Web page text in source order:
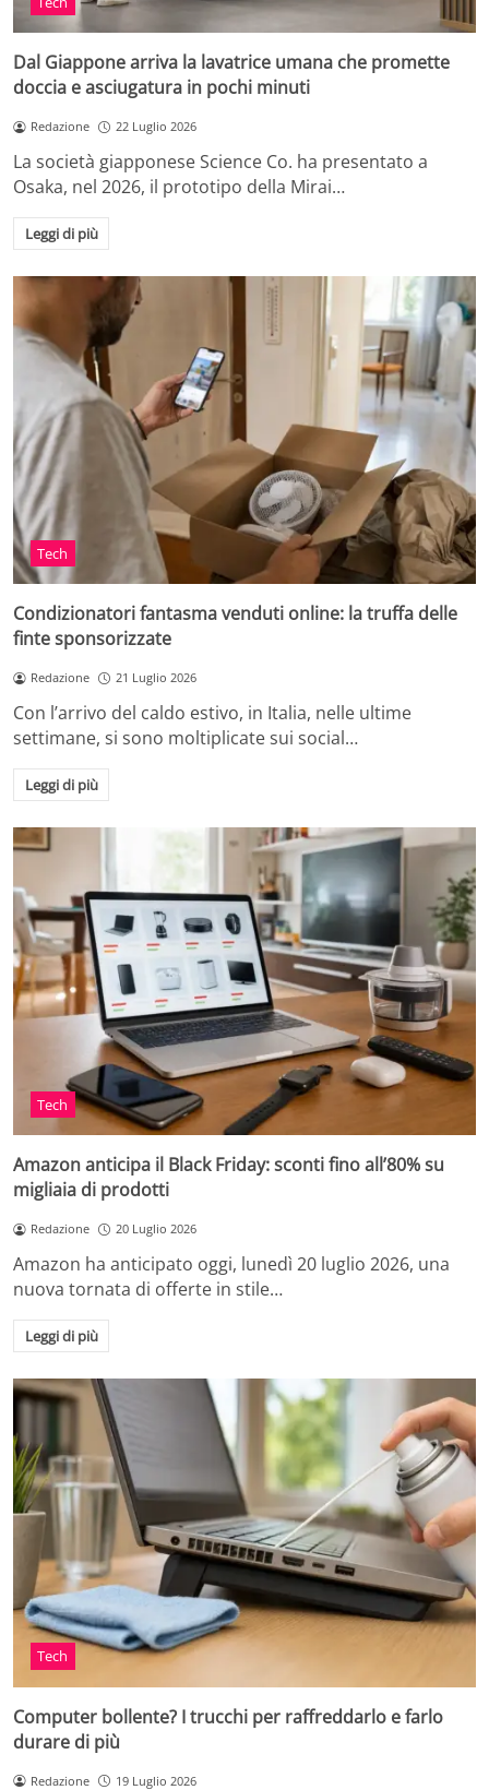
Dal Giappone arriva la lavatrice umana che promette
doccia e asciugatura in pochi minuti
Redazione 22 Luglio 2026
La società giapponese Science Co. ha presentato a
Osaka, nel 2026, il prototipo della Mirai…
Leggi di più
Tech
Condizionatori fantasma venduti online: la truffa delle
finte sponsorizzate
Redazione 21 Luglio 2026
Con l’arrivo del caldo estivo, in Italia, nelle ultime
settimane, si sono moltiplicate sui social…
Leggi di più
Tech
Amazon anticipa il Black Friday: sconti fino all’80% su
migliaia di prodotti
Redazione 20 Luglio 2026
Amazon ha anticipato oggi, lunedì 20 luglio 2026, una
nuova tornata di offerte in stile…
Leggi di più
Tech
Computer bollente? I trucchi per raffreddarlo e farlo
durare di più
Redazione 19 Luglio 2026